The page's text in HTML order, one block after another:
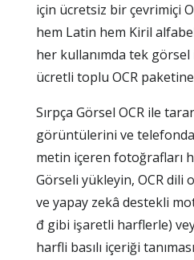
için ücretsiz bir çevrimiçi
hem Latin hem Kiril
her kullanımda tek
ücretli toplu OCR
Sırpça Görsel OCR ile
görüntülerini ve telefonda
metin içeren fotoğrafları
Görseli yükleyin, OCR dili
ve yapay zekâ destekli
đ gibi işaretli harflerle)
harfli basılı içeriği